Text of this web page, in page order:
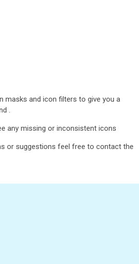
masks and icon filters to give you a
.
any missing or inconsistent icons
or suggestions feel free to contact the